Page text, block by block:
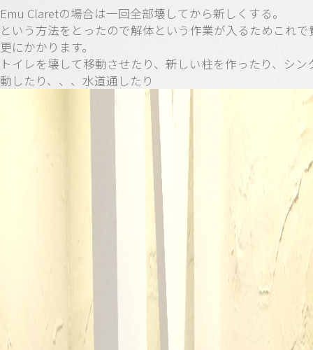
Emu Claretの場合は一回全部壊してから新しくする。
という方法をとったので解体という作業が入るためこれで
更にかかります。
トイレを壊して移動させたり、新しい柱を作ったり、シン
動したり、、、水道通したり